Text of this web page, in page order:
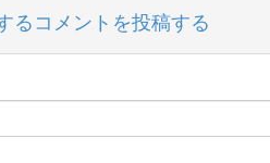
るコメントを投稿する